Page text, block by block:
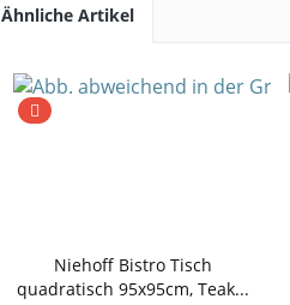
Ähnliche Artikel
Niehoff Bistro Tisch
quadratisch 95x95cm, Teak...